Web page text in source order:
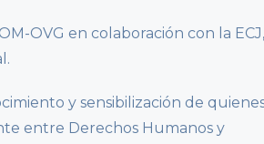
OVG en colaboración con la ECJ,
y sensibilización de
entre Derechos Humanos y